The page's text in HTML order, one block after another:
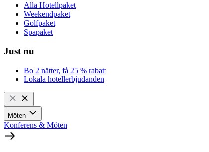
Alla Hotellpaket
Weekendpaket
Golfpaket
Spapaket
Just nu
Bo 2 nätter, få 25 % rabatt
Lokala hotellerbjudanden
Möten
Konferens & Möten